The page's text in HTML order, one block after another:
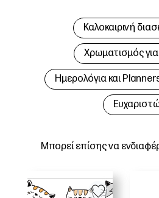
Μπορεί επίσης να
Καλοκαιρινή
Χρωματισμός για
Hμερολόγια και